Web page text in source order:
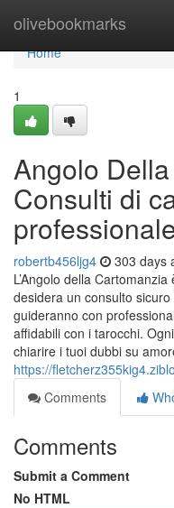
olivebookmarks
Home
Home
1
Angolo
Consulti di
robertb456ljg4 303 days
L’Angolo della
desidera un consulto
guideranno con
affidabili con i tarocchi.
chiarire i tuoi dubbi su
https://
Comments
Comments
Submit a Comment
No HTML